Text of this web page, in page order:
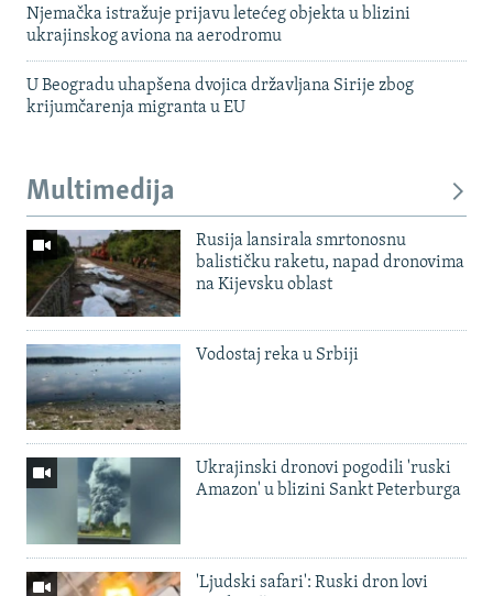
Njemačka istražuje prijavu letećeg objekta u blizini
ukrajinskog aviona na aerodromu
U Beogradu uhapšena dvojica državljana Sirije zbog
krijumčarenja migranta u EU
Multimedija
Rusija lansirala smrtonosnu
balističku raketu, napad dronovima
na Kijevsku oblast
Vodostaj reka u Srbiji
Ukrajinski dronovi pogodili 'ruski
Amazon' u blizini Sankt Peterburga
'Ljudski safari': Ruski dron lovi